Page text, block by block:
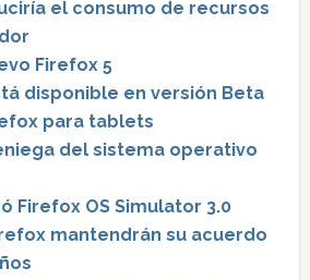
el consumo de recursos
Firefox 5
disponible en versión Beta
para tablets
del sistema operativo
Firefox OS Simulator 3.0
mantendrán su acuerdo